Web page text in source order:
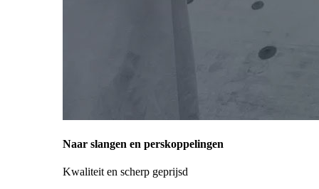
Naar slangen en perskoppelingen
Kwaliteit en scherp geprijsd